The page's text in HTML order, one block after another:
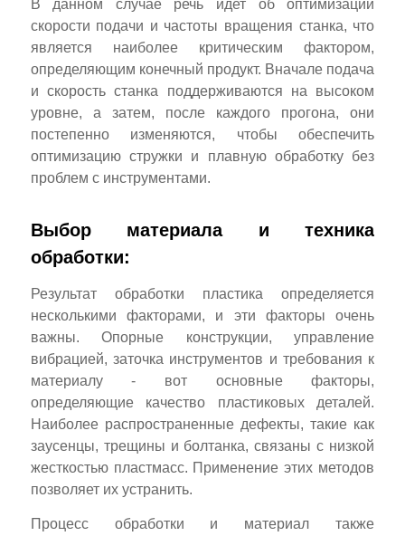
В данном случае речь идет об оптимизации
скорости подачи и частоты вращения станка, что
является наиболее критическим фактором,
определяющим конечный продукт. Вначале подача
и скорость станка поддерживаются на высоком
уровне, а затем, после каждого прогона, они
постепенно изменяются, чтобы обеспечить
оптимизацию стружки и плавную обработку без
проблем с инструментами.
Выбор материала и техника
обработки:
Результат обработки пластика определяется
несколькими факторами, и эти факторы очень
важны. Опорные конструкции, управление
вибрацией, заточка инструментов и требования к
материалу - вот основные факторы,
определяющие качество пластиковых деталей.
Наиболее распространенные дефекты, такие как
заусенцы, трещины и болтанка, связаны с низкой
жесткостью пластмасс. Применение этих методов
позволяет их устранить.
Процесс обработки и материал также